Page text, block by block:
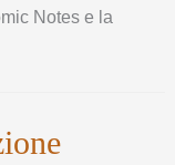
Notes e la